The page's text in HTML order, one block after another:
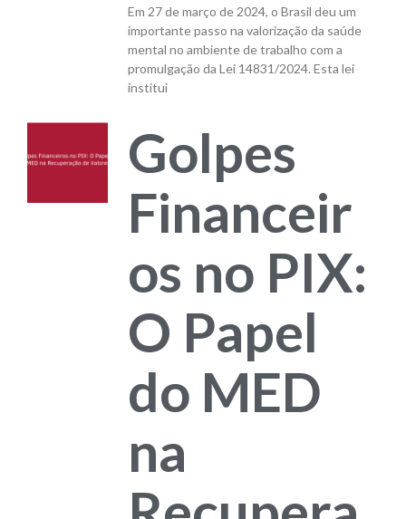
Em 27 de março de 2024, o Brasil deu um
importante passo na valorização da saúde
mental no ambiente de trabalho com a
promulgação da Lei 14831/2024. Esta lei
institui
Golpes
Financeir
os no PIX:
O Papel
do MED
na